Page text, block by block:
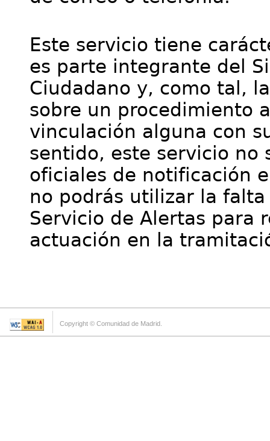
Este servicio tiene
es parte integrante del
Ciudadano y, como tal,
sobre un procedimiento
vinculación alguna con
sentido, este servicio no
oficiales de notificación
no podrás utilizar la
Servicio de Alertas para
actuación en la
Copyright © Comunidad de Madrid.